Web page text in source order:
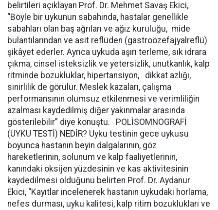
belirtileri açıklayan Prof. Dr. Mehmet Savaş Ekici,
“Böyle bir uykunun sabahında, hastalar genellikle
sabahları olan baş ağrıları ve ağız kuruluğu, mide
bulantılarından ve asit reflüden (gastroözefajyalreflü)
şikâyet ederler. Ayrıca uykuda aşırı terleme, sık idrara
çıkma, cinsel isteksizlik ve yetersizlik, unutkanlık, kalp
ritminde bozukluklar, hipertansiyon, dikkat azlığı,
sinirlilik de görülür. Meslek kazaları, çalışma
performansının olumsuz etkilenmesi ve verimliliğin
azalması kaydedilmiş diğer yakınmalar arasında
gösterilebilir” diye konuştu. POLİSOMNOGRAFİ
(UYKU TESTİ) NEDİR? Uyku testinin gece uykusu
boyunca hastanın beyin dalgalarının, göz
hareketlerinin, solunum ve kalp faaliyetlerinin,
kanındaki oksijen yüzdesinin ve kas aktivitesinin
kaydedilmesi olduğunu belirten Prof. Dr. Aydanur
Ekici, “Kayıtlar incelenerek hastanın uykudaki horlama,
nefes durması, uyku kalitesi, kalp ritim bozuklukları ve